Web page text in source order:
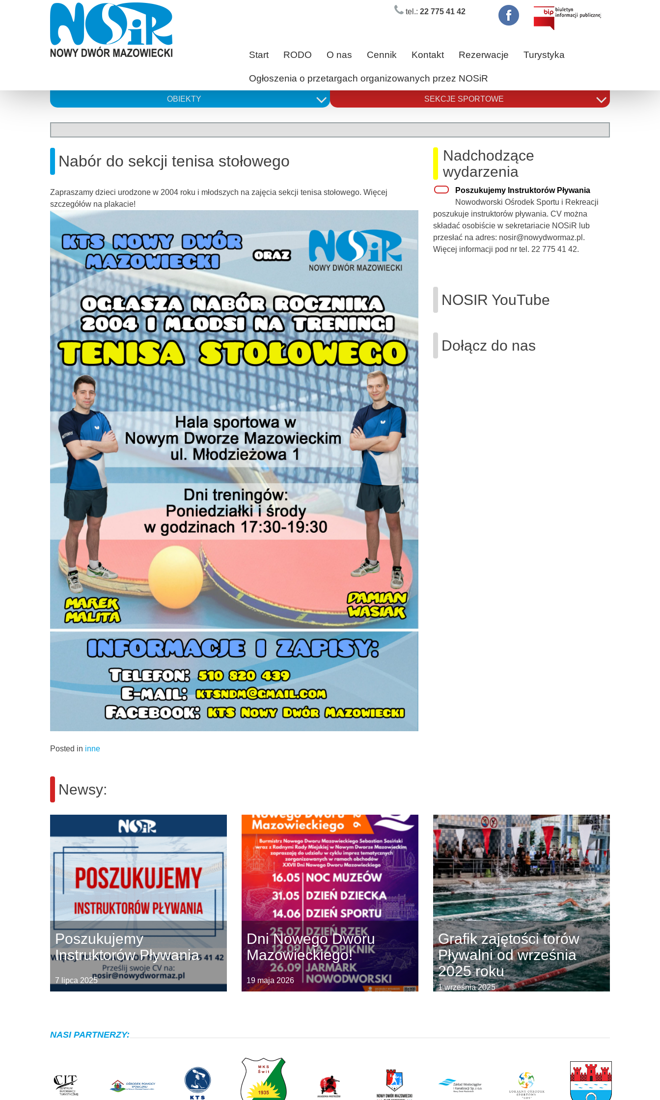
tel.: 22 775 41 42
Start RODO O nas Cennik Kontakt Rezerwacje Turystyka
Ogłoszenia o przetargach organizowanych przez NOSiR
OBIEKTY SEKCJE SPORTOWE
Nabór do sekcji tenisa stołowego
Zapraszamy dzieci urodzone w 2004 roku i młodszych na zajęcia sekcji tenisa stołowego. Więcej
szczegółów na plakacie!
Posted in inne
Nadchodzące
wydarzenia
Poszukujemy Instruktorów Pływania
Nowodworski Ośrodek Sportu i Rekreacji
poszukuje instruktorów pływania. CV można
składać osobiście w sekretariacie NOSiR lub
przesłać na adres: nosir@nowydwormaz.pl.
Więcej informacji pod nr tel. 22 775 41 42.
NOSIR YouTube
Dołącz do nas
Newsy:
Poszukujemy
Instruktorów Pływania
7 lipca 2025
Dni Nowego Dworu
Mazowieckiego!
19 maja 2026
Grafik zajętości torów
Pływalni od września
2025 roku
1 września 2025
NASI PARTNERZY: